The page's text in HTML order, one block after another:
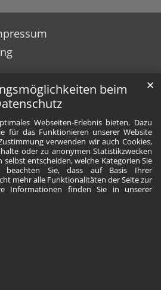
beim
Webseiten-Erlebnis bieten. Dazu
für das Funktionieren unserer Website
verwenden wir auch Cookies,
oder zu anonymen Statistikzwecken
entscheiden, welche Kategorien Sie
beachten Sie, dass auf Basis Ihrer
mehr alle Funktionalitäten der Seite zur
Informationen finden Sie in unserer
✕